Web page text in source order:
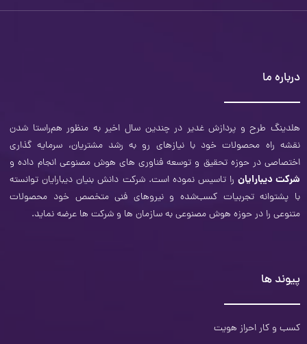
درباره ما
هلدینگ طرح و‌ پردازش غدیر در چندین سال اخیر به منظور هم‌راستا شدن
نقشه راه محصولات خود با نیازهای رو به رشد مشتریان، سرمایه ‌گذاری
اختصاصی در حوزه تحقیق و توسعه فناوری­ های هوش مصنوعی انجام داده و
شرکت دیبارایان را تاسیس نموده است. شرکت دانش بنیان دیبارایان توانسته
با پشتوانه تجربیات کسب‌شده و نیروهای فنی متخصص خود محصولات
متنوعی را در حوزه هوش مصنوعی به سازمان‌ ها و شرکت ­ها عرضه نماید.
پیوند ها
کسب و کار احراز هویت